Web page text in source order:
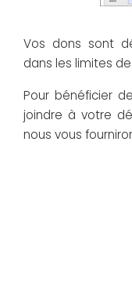
Vos dons sont
dans les limites
Pour bénéficier
joindre à votre
nous vous